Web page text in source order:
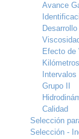
Avance
Desarrollo
Efecto de
Kilómetros
Intervalos
Grupo II
Calidad
Selección
Selección -